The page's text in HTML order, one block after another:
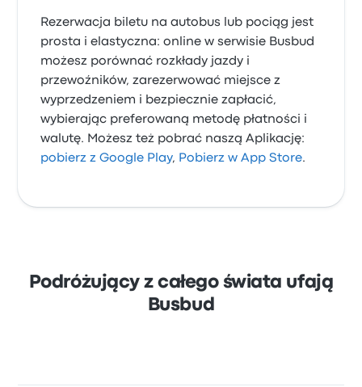
Rezerwacja biletu na autobus lub pociąg jest
prosta i elastyczna: online w serwisie Busbud
możesz porównać rozkłady jazdy i
przewoźników, zarezerwować miejsce z
wyprzedzeniem i bezpiecznie zapłacić,
wybierając preferowaną metodę płatności i
walutę. Możesz też pobrać naszą Aplikację:
pobierz z Google Play, Pobierz w App Store.
Podróżujący z całego świata ufają
Busbud